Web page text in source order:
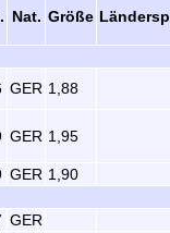
Nat. Größe
GER 1,88
GER 1,95
GER 1,90
GER